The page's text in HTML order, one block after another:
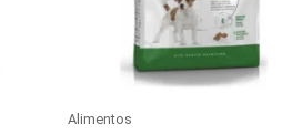
Alimentos